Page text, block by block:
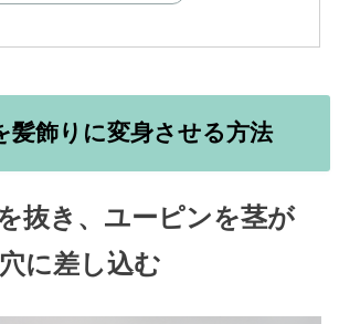
髪飾りに変身させる方法
抜き、ユーピンを茎が
に差し込む